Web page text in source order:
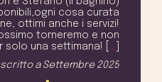
cosa curata
ottimi anche i servizi!
torneremo e non
solo una settimana! [ …
scritto a Settembre 2025